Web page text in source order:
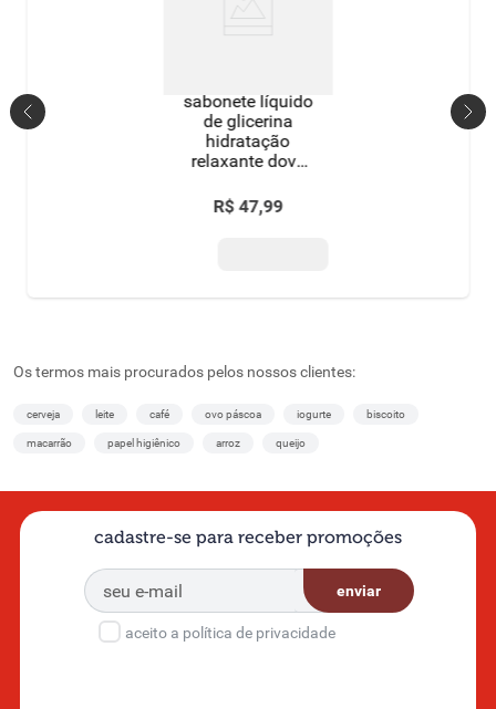
sabonete líquido
de glicerina
hidratação
relaxante dove
dormir frasco
400ml
R$ 47,99
Os termos mais procurados pelos nossos clientes:
cerveja leite café ovo páscoa iogurte biscoito
macarrão papel higiênico arroz queijo
cadastre-se para receber promoções
enviar
aceito a política de privacidade